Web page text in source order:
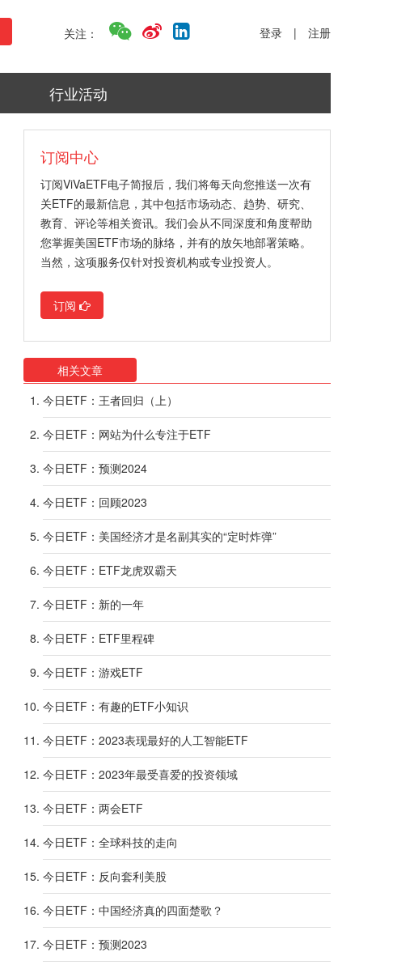
关注： 登录 | 注册
行业活动
订阅中心
订阅ViVaETF电子简报后，我们将每天向您推送一次有
关ETF的最新信息，其中包括市场动态、趋势、研究、
教育、评论等相关资讯。我们会从不同深度和角度帮助
您掌握美国ETF市场的脉络，并有的放矢地部署策略。
当然，这项服务仅针对投资机构或专业投资人。
订阅
相关文章
今日ETF：王者回归（上）
今日ETF：网站为什么专注于ETF
今日ETF：预测2024
今日ETF：回顾2023
今日ETF：美国经济才是名副其实的“定时炸弹”
今日ETF：ETF龙虎双霸天
今日ETF：新的一年
今日ETF：ETF里程碑
今日ETF：游戏ETF
今日ETF：有趣的ETF小知识
今日ETF：2023表现最好的人工智能ETF
今日ETF：2023年最受喜爱的投资领域
今日ETF：两会ETF
今日ETF：全球科技的走向
今日ETF：反向套利美股
今日ETF：中国经济真的四面楚歌？
今日ETF：预测2023